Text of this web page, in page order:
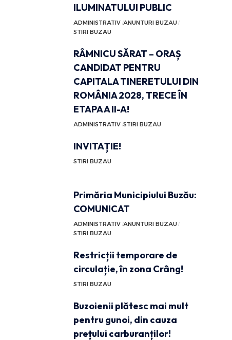
ILUMINATULUI PUBLIC
ADMINISTRATIV ANUNTURI BUZAU
STIRI BUZAU
RÂMNICU SĂRAT – ORAȘ
CANDIDAT PENTRU
CAPITALA TINERETULUI DIN
ROMÂNIA 2028, TRECE ÎN
ETAPA A II-A!
ADMINISTRATIV STIRI BUZAU
INVITAȚIE!
STIRI BUZAU
Primăria Municipiului Buzău:
COMUNICAT
ADMINISTRATIV ANUNTURI BUZAU
STIRI BUZAU
Restricții temporare de
circulație, în zona Crâng!
STIRI BUZAU
Buzoienii plătesc mai mult
pentru gunoi, din cauza
prețului carburanților!